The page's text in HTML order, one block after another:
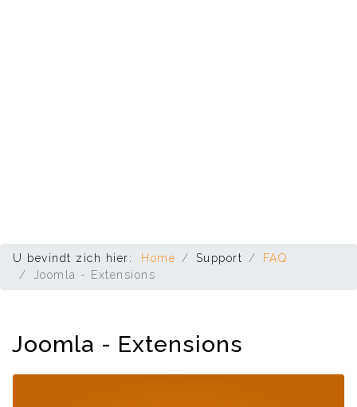
U bevindt zich hier: Home Support
FAQ
Joomla - Extensions
Joomla - Extensions